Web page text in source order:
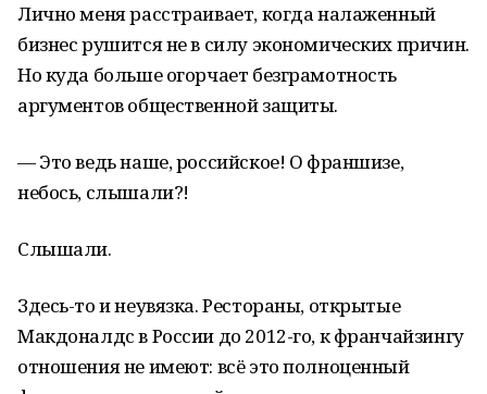
Лично меня расстраивает, когда налаженный
бизнес рушится не в силу экономических причин.
Но куда больше огорчает безграмотность
аргументов общественной защиты.
— Это ведь наше, российское! О франшизе,
небось, слышали?!
Слышали.
Здесь-то и неувязка. Рестораны, открытые
Макдоналдс в России до 2012-го, к франчайзингу
отношения не имеют: всё это полноценный